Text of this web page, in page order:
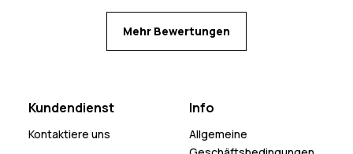
Mehr Bewertungen
Kundendienst
Kontaktiere uns
Info
Allgemeine